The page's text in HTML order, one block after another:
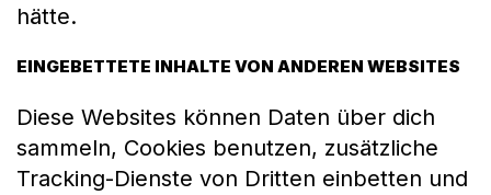
hätte.
EINGEBETTETE INHALTE VON ANDEREN WEBSITES
Diese Websites können Daten über dich
sammeln, Cookies benutzen, zusätzliche
Tracking-Dienste von Dritten einbetten und